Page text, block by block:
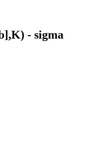
- sigma